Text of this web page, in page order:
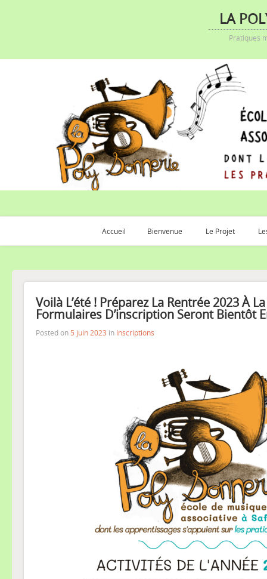
LA
Pratiques
Accueil Bienvenue Le Projet
Voilà L’été ! Préparez La Rentrée 2023 À
Formulaires D’inscription Seront Bientôt
Posted on 5 juin 2023 in Inscriptions